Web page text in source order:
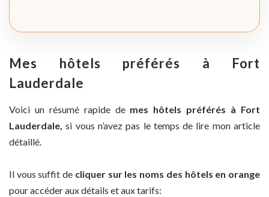
Mes hôtels préférés à Fort
Lauderdale
Voici un résumé rapide de mes hôtels préférés à Fort
Lauderdale, si vous n’avez pas le temps de lire mon article
détaillé.
Il vous suffit de cliquer sur les noms des hôtels en orange
pour accéder aux détails et aux tarifs: